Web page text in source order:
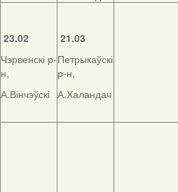
23.02
Чэрвенскі р-
н,
А.Вінчэўскі
21.03
Петрыкаўскі
р-н,
А.Халандач